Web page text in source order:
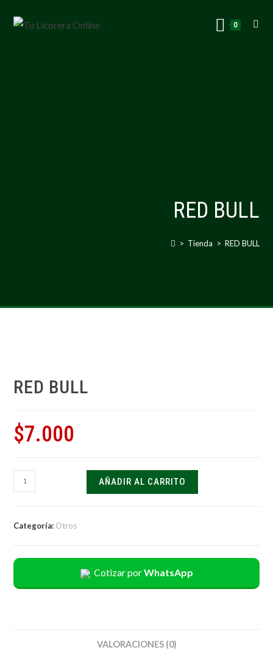
0
RED BULL
> Tienda > RED BULL
RED BULL
$7.000
AÑADIR AL CARRITO
Categoría: Otros
Cotizar porWhatsApp
VALORACIONES (0)